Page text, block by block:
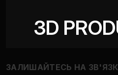
3D
ЗАЛИШАЙТЕСЬ НА